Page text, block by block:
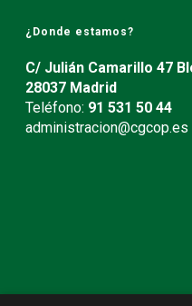
¿Donde estamos?
C/ Julián Camarillo 47
28037 Madrid
Teléfono: 91 531 50 44
administracion@cgcop.es